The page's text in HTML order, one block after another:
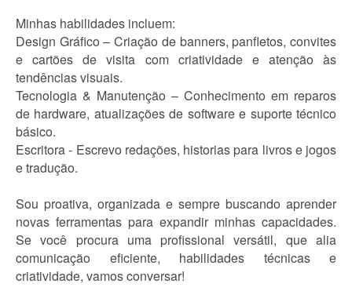
Minhas habilidades incluem:
Design Gráfico – Criação de banners, panfletos, convites
e cartões de visita com criatividade e atenção às
tendências visuais.
Tecnologia & Manutenção – Conhecimento em reparos
de hardware, atualizações de software e suporte técnico
básico.
Escritora - Escrevo redações, historias para livros e jogos
e tradução.
Sou proativa, organizada e sempre buscando aprender
novas ferramentas para expandir minhas capacidades.
Se você procura uma profissional versátil, que alia
comunicação eficiente, habilidades técnicas e
criatividade, vamos conversar!